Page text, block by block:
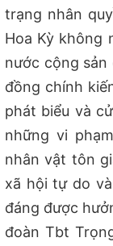
trạng nhân
Hoa Kỳ không
nước cộng
đồng chính
phát biểu và
những vi
nhân vật tôn
xã hội tự do
đáng được
đoàn Tbt